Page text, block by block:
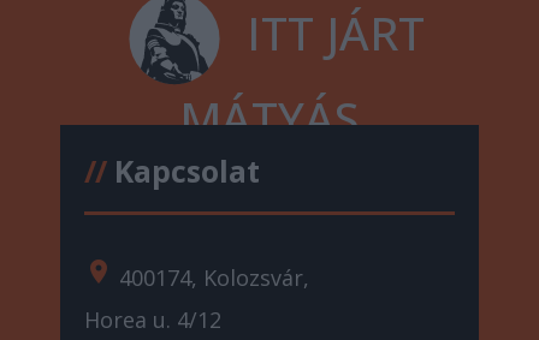
ITT JÁRT
MÁTYÁS
//Kapcsolat
location_on 400174, Kolozsvár,
Horea u. 4/12